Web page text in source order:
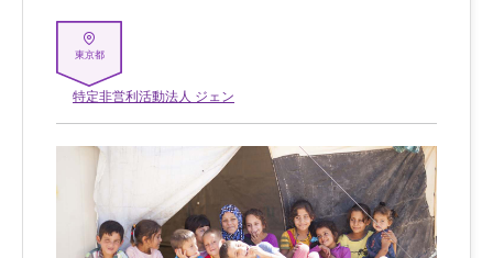
東京都
特定非営利活動法人 ジェン